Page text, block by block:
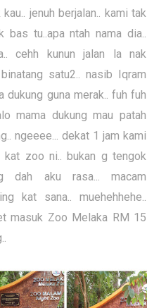
kau.. jenuh berjalan.. kami tak
bas tu..apa ntah nama dia..
cehh kunun jalan la nak
satu2.. nasib Iqram
dukung guna merak.. fuh fuh
mama dukung mau patah
ngeeee... dekat 1 jam kami
kat zoo ni.. bukan g tengok
dah aku rasa... macam
kat sana.. muehehhehe..
masuk Zoo Melaka RM 15